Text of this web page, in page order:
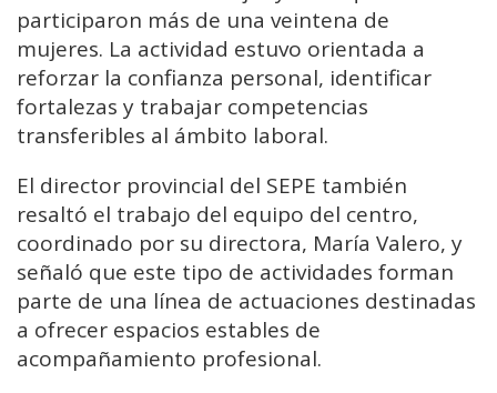
participaron más de una veintena de
mujeres. La actividad estuvo orientada a
reforzar la confianza personal, identificar
fortalezas y trabajar competencias
transferibles al ámbito laboral.
El director provincial del SEPE también
resaltó el trabajo del equipo del centro,
coordinado por su directora, María Valero, y
señaló que este tipo de actividades forman
parte de una línea de actuaciones destinadas
a ofrecer espacios estables de
acompañamiento profesional.